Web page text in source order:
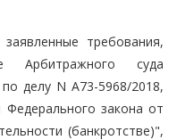
требования,
Арбитражного суда
делу N А73-5968/2018,
закона от
(банкротстве)",